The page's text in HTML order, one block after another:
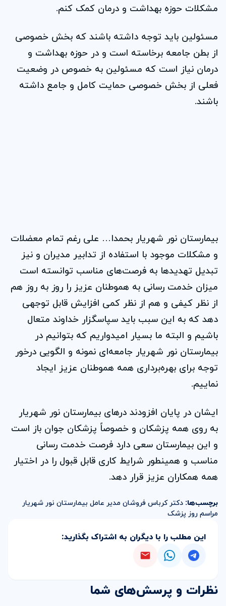
مشکلات حوزه بهداشت و درمان کمک کنم.
مسئولین باید توجه داشته باشند که بخش خصوصی
از بطن جامعه برخاسته است و در حوزه بهداشت و
درمان نیاز است که مسئولین به خصوص در وضعیت
فعلی از بخش خصوصی حمایت کامل و جامع داشته
باشند.
بیمارستان نور شهریار بحمدا… علی رغم تمام معضلات
و مشکلات موجود با استفاده از تدابیر مدیران و نیز
تبدیل تهدیدها به فرصت‌های مناسب توانسته است
میزان خدمت رسانی به هموطنان عزیز را روز به روز هم
از نظر کیفی و هم از نظر کمی افزایش قابل توجهی
دهد که به این سبب باید سپاسگزار خداوند متعال
باشیم و البته ما بسیار امیدواریم که بتوانیم در
بیمارستان نور شهریار جامعه‌ای نمونه و الگویی درخور
توجه برای بهره‌برداری همه هموطنان عزیز ایجاد
نماییم.
ایشان در پایان افزودند درهای بیمارستان نور شهریار
به روی همه پزشکان و خصوصاً پزشکان جوان باز است
و این بیمارستان سعی دارد فرصت خدمت رسانی
مناسب و همینطور شرایط کاری قابل قبول را در اختیار
همه همکاران عزیز قرار دهد.
برچسب‌ها: دکتر کرباس فروشان مدیر عامل بیمارستان نور شهریار
مراسم روز پزشک
این مطلب را با دیگران به اشتراک بگذارید:
نظرات و پرسش‌های شما